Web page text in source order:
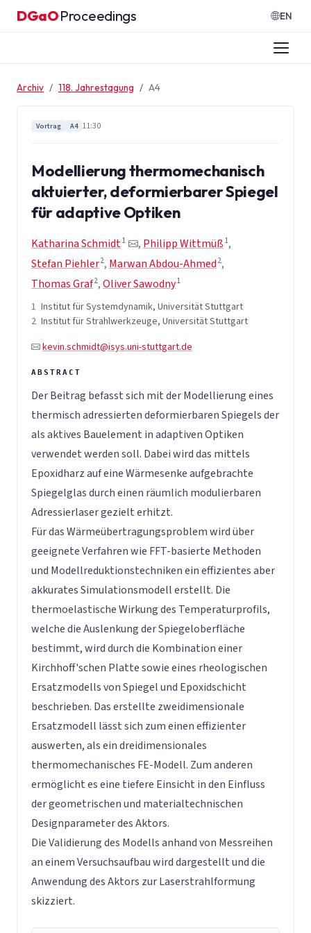
Zum Inhalt springen
DGaO·Proceedings EN
Archiv 118. Jahrestagung A4
Vortrag A4 11:30
Modellierung thermomechanisch
aktuierter, deformierbarer Spiegel
für adaptive Optiken
Katharina Schmidt1 , Philipp Wittmüß 1,
Stefan Piehler2, Marwan Abdou-Ahmed 2,
Thomas Graf2,Oliver Sawodny1
1 Institut für Systemdynamik, Universität Stuttgart
2 Institut für Strahlwerkzeuge, Universität Stuttgart
kevin.schmidt@isys.uni-stuttgart.de
Der Beitrag befasst sich mit der Modellierung eines
thermisch adressierten deformierbaren Spiegels der
als aktives Bauelement in adaptiven Optiken
verwendet werden soll. Dabei wird das mittels
Epoxidharz auf eine Wärmesenke aufgebrachte
Spiegelglas durch einen räumlich modulierbaren
Adressierlaser gezielt erhitzt.
Für das Wärmeübertragungsproblem wird über
geeignete Verfahren wie FFT-basierte Methoden
und Modellreduktionstechniken ein effizientes aber
akkurates Simulationsmodell erstellt. Die
thermoelastische Wirkung des Temperaturprofils,
welche die Auslenkung der Spiegeloberfläche
bestimmt, wird durch die Kombination einer
Kirchhoff'schen Platte sowie eines rheologischen
Ersatzmodells von Spiegel und Epoxidschicht
beschrieben. Das erstellte zweidimensionale
Ersatzmodell lässt sich zum einen effizienter
auswerten, als ein dreidimensionales
thermomechanisches FE-Modell. Zum anderen
ermöglicht es eine tiefere Einsicht in den Einfluss
der geometrischen und materialtechnischen
Designparameter des Aktors.
Die Validierung des Modells anhand von Messreihen
an einem Versuchsaufbau wird dargestellt und die
Anwendung des Aktors zur Laserstrahlformung
skizziert.